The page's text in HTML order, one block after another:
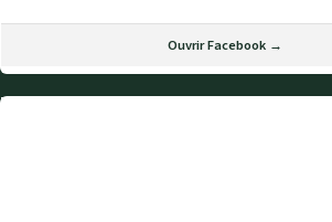
Ouvrir Facebook →